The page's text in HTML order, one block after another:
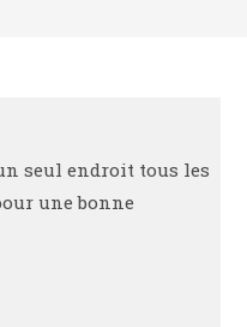
seul endroit tous les
une bonne
et amusante, mais